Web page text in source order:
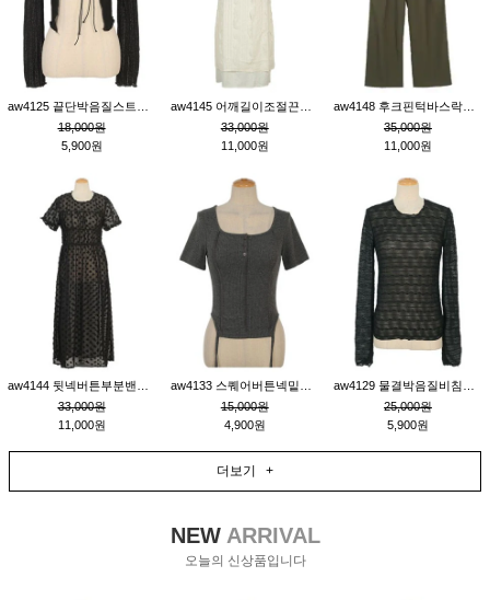
18,000원
5,900원
33,000원
11,000원
35,000원
11,000원
33,000원
11,000원
15,000원
4,900원
25,000원
5,900원
더보기 +
NEWARRIVAL
오늘의 신상품입니다